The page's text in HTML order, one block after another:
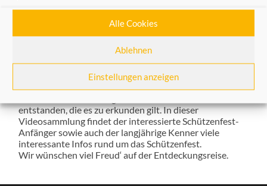
Alle Cookies
Ablehnen
Einstellungen anzeigen
die Möglichkeit geschaffen, per Video zu zeigen, wo die
Schützen in der Stadt ihre Spuren hinterlassen haben.
Unter der Internetadresse:
https://schützenspuren-neuss.de
entstanden, die es zu erkunden gilt. In dieser
Videosammlung findet der interessierte Schützenfest-
Anfänger sowie auch der langjährige Kenner viele
interessante Infos rund um das Schützenfest.
Wir wünschen viel Freud‘ auf der Entdeckungsreise.